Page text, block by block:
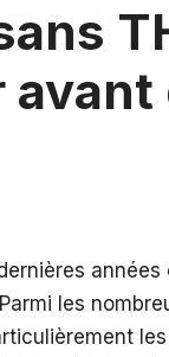
les